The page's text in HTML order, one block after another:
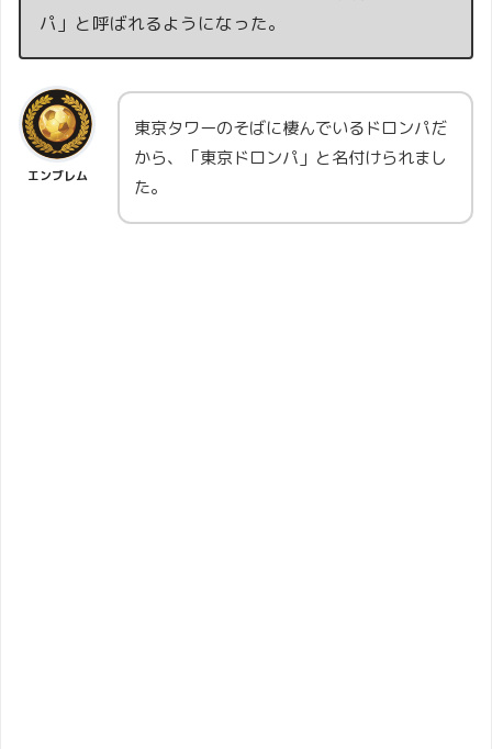
パ」と呼ばれるようになった。
エンブレム
東京タワーのそばに棲んでいるドロンパだ
から、「東京ドロンパ」と名付けられまし
た。